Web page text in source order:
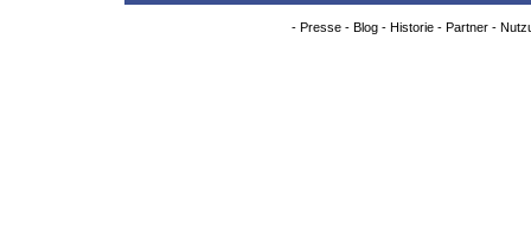
- Presse- Blog- Historie- Partner-